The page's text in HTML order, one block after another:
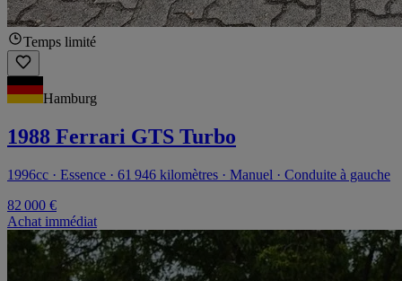
Temps limité
Hamburg
1988 Ferrari GTS Turbo
1996cc · Essence · 61 946 kilomètres · Manuel · Conduite à gauche
82 000 €
Achat immédiat